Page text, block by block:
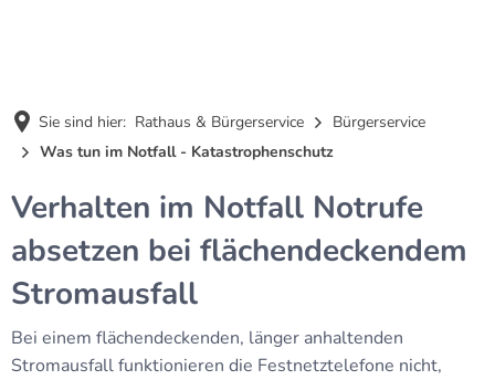
Sie sind hier: Rathaus & Bürgerservice
Bürgerservice
Was tun im Notfall - Katastrophenschutz
Was
tun
im
Notfall
Verhalten im Notfall Notrufe
absetzen bei flächendeckendem
Stromausfall
Bei einem flächendeckenden, länger anhaltenden
Stromausfall funktionieren die Festnetztelefone nicht,